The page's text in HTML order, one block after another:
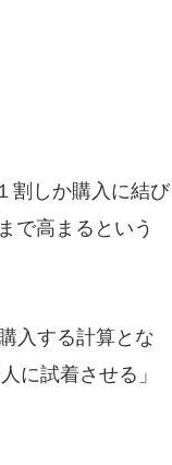
割しか購入に結び
で高まるという
入する計算とな
に試着させる」